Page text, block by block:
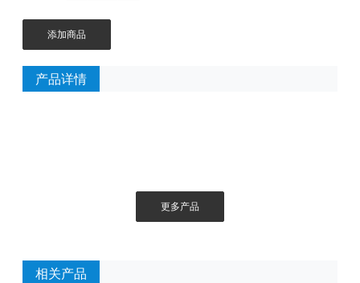
添加商品
产品详情
更多产品
相关产品